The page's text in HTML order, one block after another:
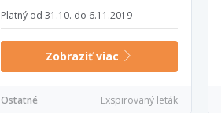
Platný od 31.10. do 6.11.2019
Zobraziť viac
Ostatné Exspirovaný leták